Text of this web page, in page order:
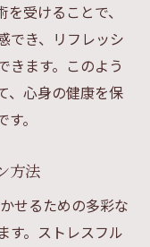
受けることで、
でき、リフレッシ
きます。このよう
、心身の健康を保
。
方法
せるための多彩な
す。ストレスフル